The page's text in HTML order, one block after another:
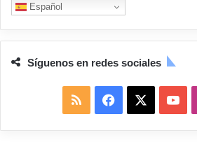
Español
Síguenos en redes sociales
S
a
o